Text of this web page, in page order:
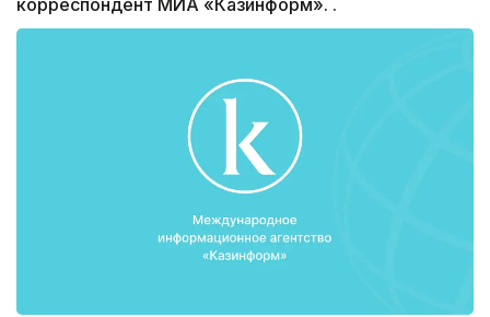
корреспондент МИА «Казинформ». .